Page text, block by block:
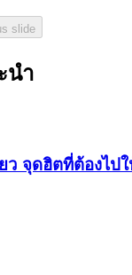
slide
นำ
ว จุดฮิตที่ต้องไป